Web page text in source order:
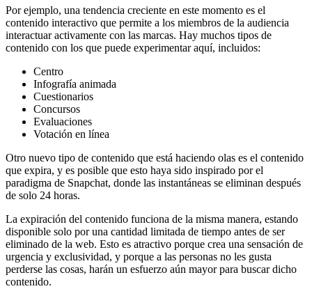
Por ejemplo, una tendencia creciente en este momento es el
contenido interactivo que permite a los miembros de la audiencia
interactuar activamente con las marcas. Hay muchos tipos de
contenido con los que puede experimentar aquí, incluidos:
Centro
Infografía animada
Cuestionarios
Concursos
Evaluaciones
Votación en línea
Otro nuevo tipo de contenido que está haciendo olas es el contenido
que expira, y es posible que esto haya sido inspirado por el
paradigma de Snapchat, donde las instantáneas se eliminan después
de solo 24 horas.
La expiración del contenido funciona de la misma manera, estando
disponible solo por una cantidad limitada de tiempo antes de ser
eliminado de la web. Esto es atractivo porque crea una sensación de
urgencia y exclusividad, y porque a las personas no les gusta
perderse las cosas, harán un esfuerzo aún mayor para buscar dicho
contenido.